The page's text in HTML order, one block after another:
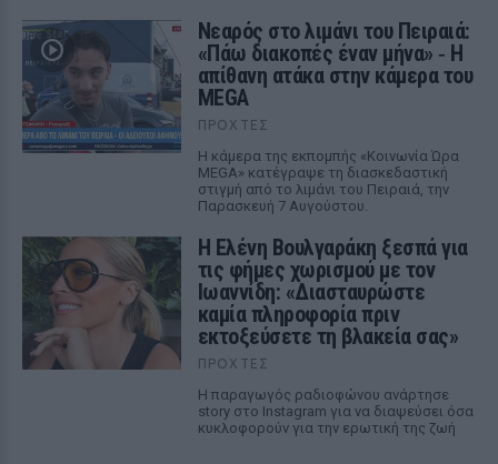
Νεαρός στο λιμάνι του Πειραιά:
«Πάω διακοπές έναν μήνα» ‑ Η
απίθανη ατάκα στην κάμερα του
MEGA
ΠΡΟΧΤΈΣ
Η κάμερα της εκπομπής «Κοινωνία Ώρα
MEGA» κατέγραψε τη διασκεδαστική
στιγμή από το λιμάνι του Πειραιά, την
Παρασκευή 7 Αυγούστου.
Η Ελένη Βουλγαράκη ξεσπά για
τις φήμες χωρισμού με τον
Ιωαννίδη: «Διασταυρώστε
καμία πληροφορία πριν
εκτοξεύσετε τη βλακεία σας»
ΠΡΟΧΤΈΣ
Η παραγωγός ραδιοφώνου ανάρτησε
story στο Instagram για να διαψεύσει όσα
κυκλοφορούν για την ερωτική της ζωή